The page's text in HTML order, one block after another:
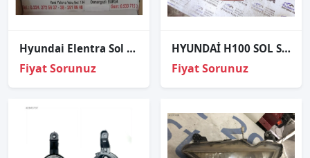
Hyundai Elentra Sol Stop 2007 Sonrası
Fiyat Sorunuz
HYUNDAİ H100 SOL STOP
Fiyat Sorunuz